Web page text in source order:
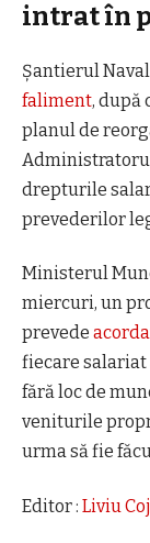
intratîn
Şantierul
faliment, după
planul de
drepturile
prevederilor
Ministerul
miercuri, un
prevede
fiecare salariat
fără loc de
veniturile
urma să fie
Editor : Liviu